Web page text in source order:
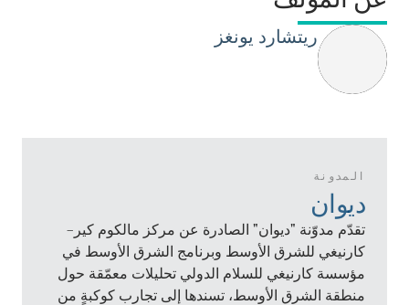
المدونة
ديوان
تقدّم مدوّنة "ديوان" الصادرة عن مركز مالكوم كير–
كارنيغي للشرق الأوسط وبرنامج الشرق الأوسط في
مؤسسة كارنيغي للسلام الدولي تحليلات معمّقة حول
منطقة الشرق الأوسط، تسندها إلى تجارب كوكبةٍ من
ريتشارد يونغز